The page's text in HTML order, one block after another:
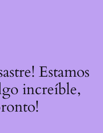
Estamos
increíble,